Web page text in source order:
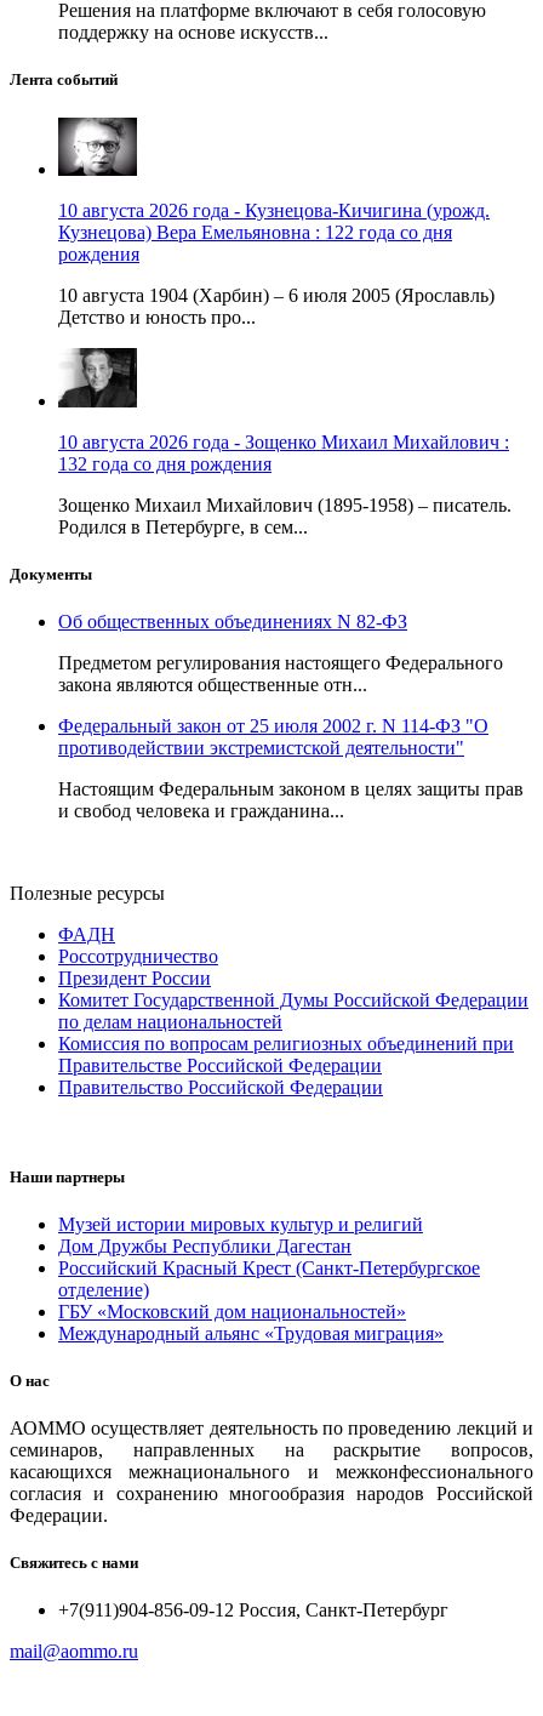
Решения на платформе включают в себя голосовую
поддержку на основе искусств...
Лента событий
10 августа 2026 года - Кузнецова-Кичигина (урожд.
Кузнецова) Вера Емельяновна : 122 года со дня
рождения
10 августа 1904 (Харбин) – 6 июля 2005 (Ярославль)
Детство и юность про...
10 августа 2026 года - Зощенко Михаил Михайлович :
132 года со дня рождения
Зощенко Михаил Михайлович (1895-1958) – писатель.
Родился в Петербурге, в сем...
Документы
Об общественных объединениях N 82-ФЗ
Предметом регулирования настоящего Федерального
закона являются общественные отн...
Федеральный закон от 25 июля 2002 г. N 114-ФЗ "О
противодействии экстремистской деятельности"
Настоящим Федеральным законом в целях защиты прав
и свобод человека и гражданина...
Полезные ресурсы
ФАДН
Россотрудничество
Президент России
Комитет Государственной Думы Российской Федерации
по делам национальностей
Комиссия по вопросам религиозных объединений при
Правительстве Российской Федерации
Правительство Российской Федерации
Наши партнеры
Музей истории мировых культур и религий
Дом Дружбы Республики Дагестан
Российский Красный Крест (Санкт-Петербургское
отделение)
ГБУ «Московский дом национальностей»
Международный альянс «Трудовая миграция»
О нас
АОММО осуществляет деятельность по проведению лекций и
семинаров, направленных на раскрытие вопросов,
касающихся межнационального и межконфессионального
согласия и сохранению многообразия народов Российской
Федерации.
Свяжитесь с нами
+7(911)904-856-09-12 Россия, Санкт-Петербург
mail@aommo.ru